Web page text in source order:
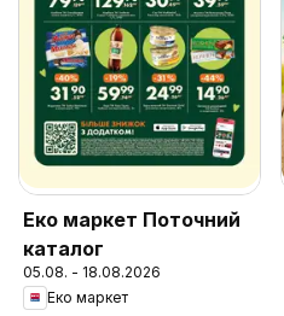
Еко маркет Поточний
каталог
05.08. - 18.08.2026
Еко маркет